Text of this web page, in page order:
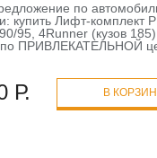
по
купить Лифт-комплект
95, 4Runner (кузов
по ПРИВЛЕКАТЕЛЬНОЙ
Р. В